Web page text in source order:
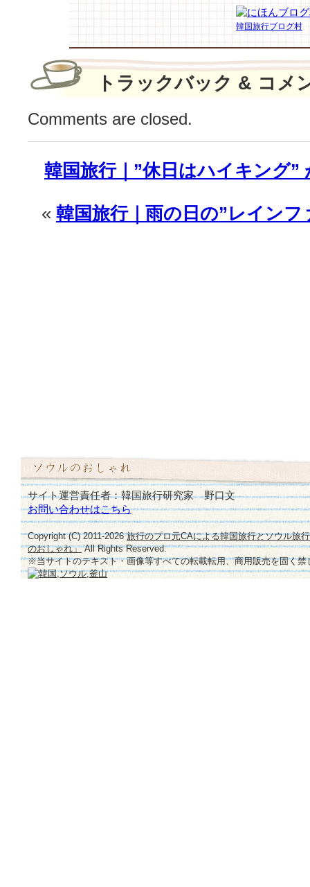
よ〜
は
韓国旅行ブログ村
トラックバック & コメ
Comments are closed.
韓国旅行｜”休日はハイキング”
« 韓国旅行｜雨の日の”レイン
サイト運営責任者：韓国旅行研究家 野口文
お問い合わせはこちら
Copyright (C) 2011-2026旅行のプロ元CAによる韓国旅行とソウル旅
のおしゃれ」All Rights Reserved.
※当サイトのテキスト・画像等すべての転載転用、商用販売を固く禁